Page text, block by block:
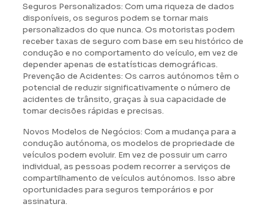
Seguros Personalizados: Com uma riqueza de dados
disponíveis, os seguros podem se tornar mais
personalizados do que nunca. Os motoristas podem
receber taxas de seguro com base em seu histórico de
condução e no comportamento do veículo, em vez de
depender apenas de estatísticas demográficas.
Prevenção de Acidentes: Os carros autónomos têm o
potencial de reduzir significativamente o número de
acidentes de trânsito, graças à sua capacidade de
tomar decisões rápidas e precisas.
Novos Modelos de Negócios: Com a mudança para a
condução autónoma, os modelos de propriedade de
veículos podem evoluir. Em vez de possuir um carro
individual, as pessoas podem recorrer a serviços de
compartilhamento de veículos autónomos. Isso abre
oportunidades para seguros temporários e por
assinatura.